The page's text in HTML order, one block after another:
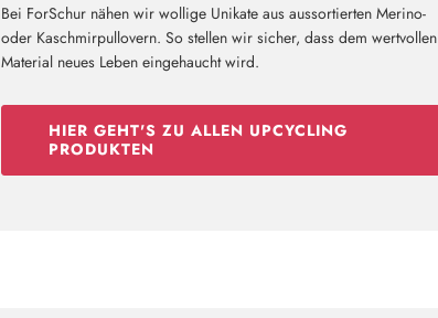
Bei ForSchur nähen wir wollige Unikate aus aussortierten Merino-
oder Kaschmirpullovern. So stellen wir sicher, dass dem wertvollen
Material neues Leben eingehaucht wird.
HIER GEHT'S ZU ALLEN UPCYCLING
PRODUKTEN